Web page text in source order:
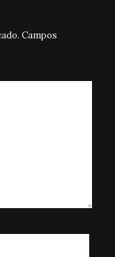
Campos